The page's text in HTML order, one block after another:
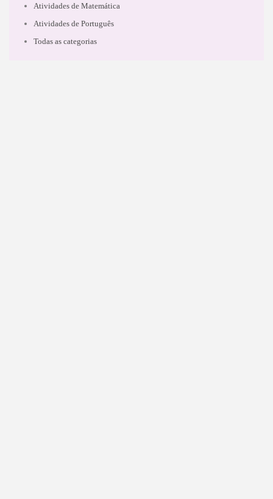
Atividades de Matemática
Atividades de Português
Todas as categorias